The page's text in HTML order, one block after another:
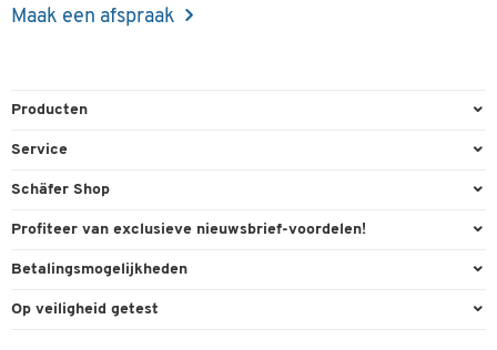
Maak een afspraak
Producten
Kantoorbenodigdheden
Milieutechniek
Reiniging & hygiëne
Service
Bestelling herroepen
Inkt & Toner
Schäfer Shop
Algemene voorwaarden
Carriere
Profiteer van exclusieve nieuwsbrief-voordelen!
Welkomstgeschenk
Betalingsmogelijkheden
Paypal
Op veiligheid getest